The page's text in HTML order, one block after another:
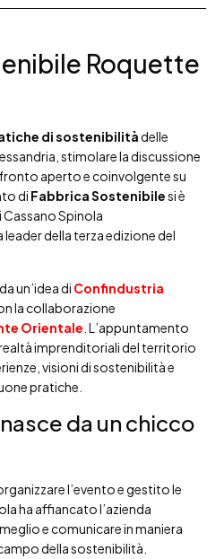
Roquette
di sostenibilitàdelle
stimolare la discussione
aperto e coinvolgente su
di Fabbrica Sostenibilesi è
Spinola
leader della terza edizione del
un’idea di Confindustria
la collaborazione
Orientale . L’appuntamento
realtà imprenditoriali del territorio
visioni di sostenibilità e
pratiche.
da un chicco
l’evento e gestito le
ha affiancato l’azienda
e comunicare in maniera
della sostenibilità.